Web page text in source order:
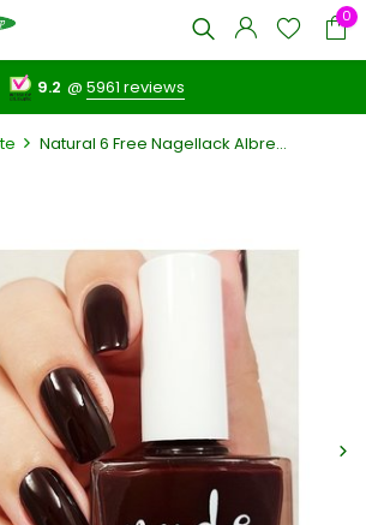
0
9.2 @5961 reviews
Natural 6 Free Nagellack Albre...